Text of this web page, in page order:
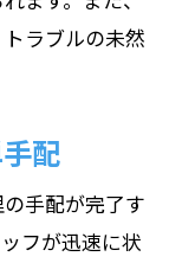
ラブルの未然
配
手配が完了す
フが迅速に状